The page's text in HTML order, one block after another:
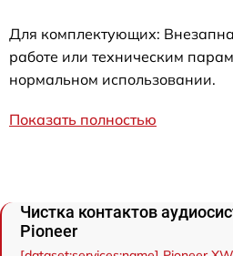
Для комплектующих:
работе или техническим
нормальном использовании.
Показать полностью
Чистка контактов
Pioneer